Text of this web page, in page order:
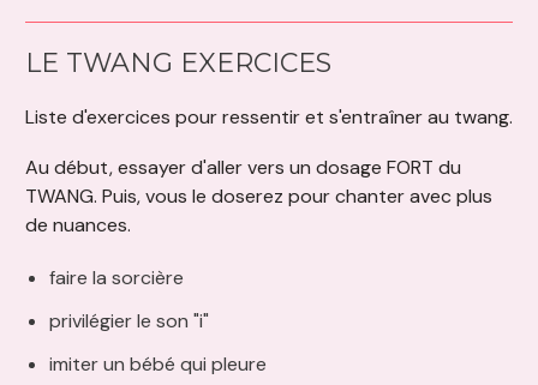
LE TWANG EXERCICES
Liste d'exercices pour ressentir et s'entraîner au twang.
Au début, essayer d'aller vers un dosage FORT du
TWANG. Puis, vous le doserez pour chanter avec plus
de nuances.
faire la sorcière
privilégier le son "i"
imiter un bébé qui pleure